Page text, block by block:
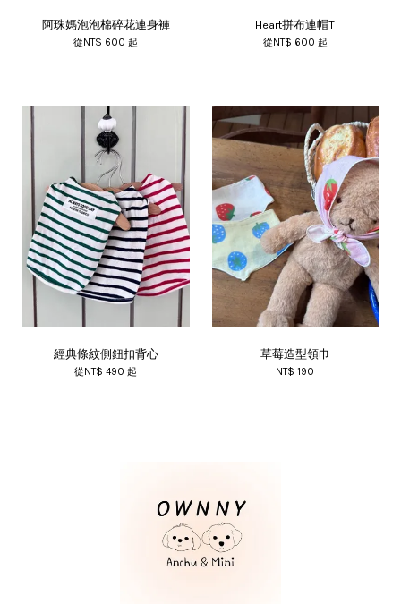
阿珠媽泡泡棉碎花連身褲
從 NT$ 600起
Heart拼布連帽T
從 NT$ 600 起
經典條紋側鈕扣背心
從 NT$ 490起
草莓造型領巾
NT$ 190